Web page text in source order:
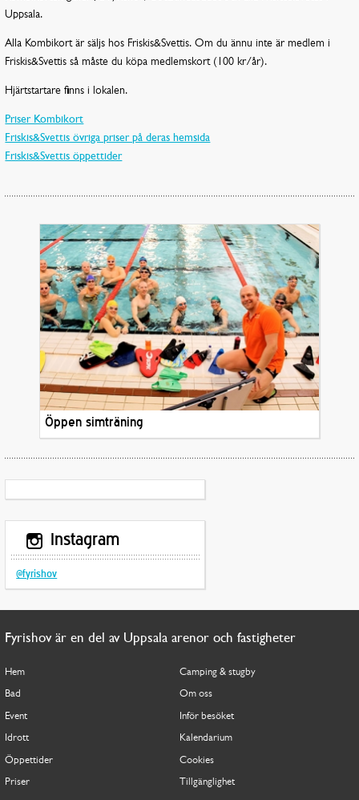
Uppsala.
Alla Kombikort är säljs hos Friskis&Svettis. Om du ännu inte är medlem i
Friskis&Svettis så måste du köpa medlemskort (100 kr/år).
Hjärtstartare finns i lokalen.
Priser Kombikort
Friskis&Svettis övriga priser på deras hemsida
Friskis&Svettis öppettider
Öppen simträning
Instagram
@fyrishov
Fyrishov är en del av Uppsala arenor och fastigheter
Hem
Bad
Event
Idrott
Öppettider
Priser
Camping & stugby
Om oss
Inför besöket
Kalendarium
Cookies
Tillgänglighet